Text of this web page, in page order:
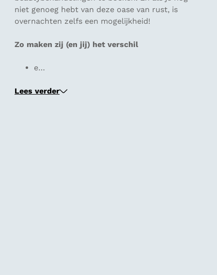
niet genoeg hebt van deze oase van rust, is
overnachten zelfs een mogelijkheid!
Zo maken zij (en jij) het verschil
e…
Lees verder